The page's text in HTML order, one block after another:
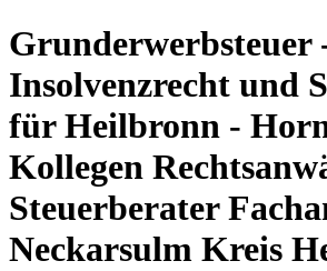
Grunderwerbsteuer
Insolvenzrecht und
für Heilbronn -
Kollegen
Steuerberater
Neckarsulm Kreis